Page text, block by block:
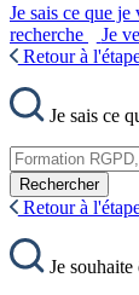
Je sais ce que je
recherche
Je
Retour à
Je sais ce
Rechercher
Retour à
Je